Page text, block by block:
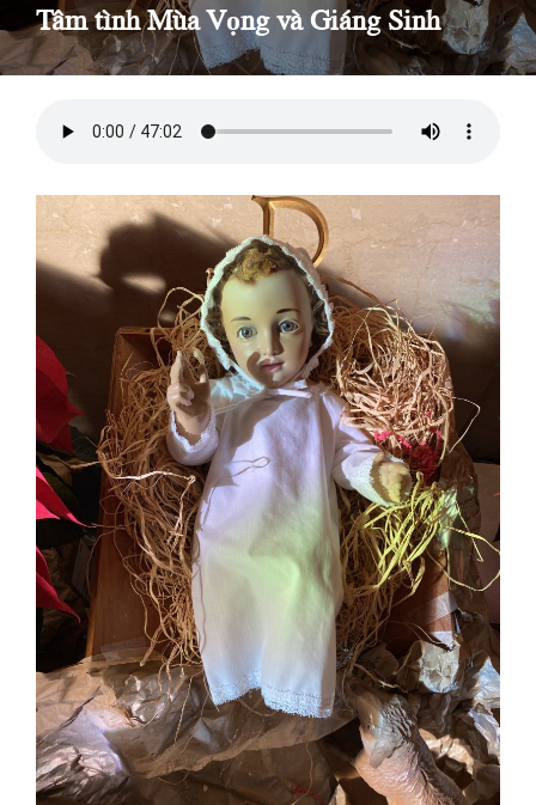
Tâm tình Mùa Vọng và Giáng Sinh